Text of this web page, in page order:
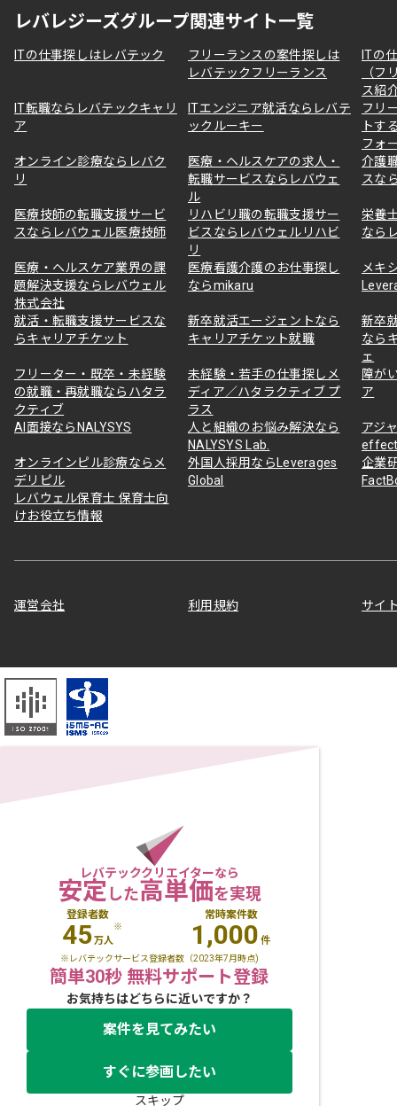
レバレジーズグループ関連サイト一覧
ITの仕事探しはレバテック
フリーランスの案件探しは
レバテックフリーランス
ITの
（フ
ス紹
IT転職ならレバテックキャリ
ア
ITエンジニア就活ならレバテ
ックルーキー
フリ
トす
フォ
オンライン診療ならレバク
リ
医療・ヘルスケアの求人・
転職サービスならレバウェ
ル
介護
スな
医療技師の転職支援サービ
スならレバウェル医療技師
リハビリ職の転職支援サー
ビスならレバウェルリハビ
リ
栄養
なら
医療・ヘルスケア業界の課
題解決支援ならレバウェル
株式会社
医療看護介護のお仕事探し
ならmikaru
メキ
就活・転職支援サービスな
らキャリアチケット
新卒就活エージェントなら
キャリアチケット就職
新卒
なら
ェ
フリーター・既卒・未経験
の就職・再就職ならハタラ
クティブ
未経験・若手の仕事探しメ
ディア／ハタラクティブ プ
ラス
障が
ア
AI面接ならNALYSYS
人と組織のお悩み解決なら
NALYSYS Lab.
アジ
オンラインピル診療ならメ
デリピル
外国人採用ならLeverages
Global
企業
レバウェル保育士 保育士向
けお役立ち情報
運営会社 利用規約 サイ
レバテッククリエイターなら
安定した高単価を実現
登録者数
45万人
※
常時案件数
1,000 件
※レバテックサービス登録者数（2023年7月時点)
簡単30秒 無料サポート登録
お気持ちはどちらに近いですか？
案件を見てみたい
すぐに参画したい
スキップ